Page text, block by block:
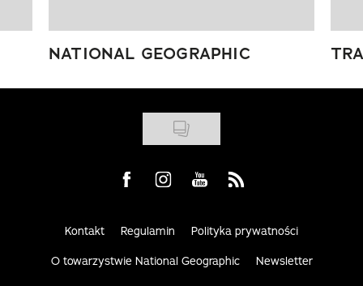
NATIONAL GEOGRAPHIC
Visit us on Facebook
Visit us on Instagram
Visit us on Youtube
Visit us on Rss
Kontakt Regulamin Polityka prywatności
O towarzystwie National Geographic Newsletter